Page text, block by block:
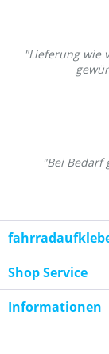
"Lieferung wie
"Bei Bedarf
Shop Service
Informationen